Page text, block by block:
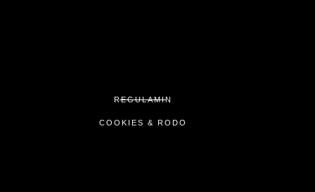
REGULAMIN
COOKIES & RODO